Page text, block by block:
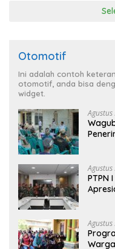
Otomotif
Ini adalah contoh
otomotif, anda bisa
widget.
PTPN